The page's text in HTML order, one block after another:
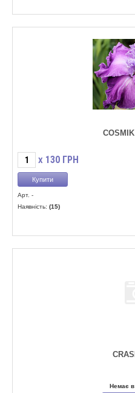
X 130 ГРН
Арт. -
Наявність: (15)
Немає в